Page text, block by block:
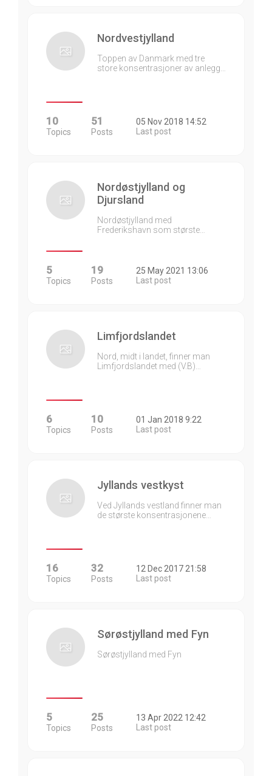
Nordvestjylland
Toppen av Danmark med tre
store konsentrasjoner av anlegg…
10
Topics
51
Posts
05 Nov 2018 14:52
Last post
Nordøstjylland og
Djursland
Nordøstjylland med
Frederikshavn som største…
5
Topics
19
Posts
25 May 2021 13:06
Last post
Limfjordslandet
Nord, midt i landet, finner man
Limfjordslandet med (V.B)…
6
Topics
10
Posts
01 Jan 2018 9:22
Last post
Jyllands vestkyst
Ved Jyllands vestland finner man
de største konsentrasjonene…
16
Topics
32
Posts
12 Dec 2017 21:58
Last post
Sørøstjylland med Fyn
Sørøstjylland med Fyn
5
Topics
25
Posts
13 Apr 2022 12:42
Last post